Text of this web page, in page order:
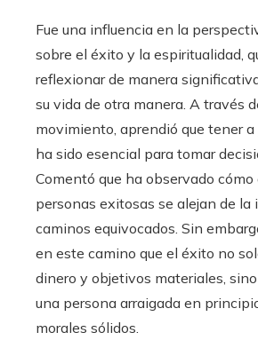
Fue una influencia en la
sobre el éxito y la espiritualidad,
reflexionar de manera
su vida de otra manera. A través
movimiento, aprendió que tener a
ha sido esencial para tomar
Comentó que ha observado cómo
personas exitosas se alejan de la
caminos equivocados. Sin
en este camino que el éxito no
dinero y objetivos materiales,
una persona arraigada en
morales sólidos.